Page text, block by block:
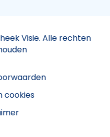
Visie. Alle rechten
cookies